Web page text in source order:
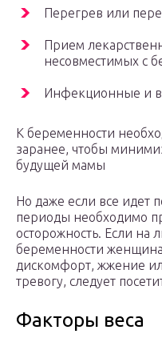
Перегрев или
Прием
несовместимых с
Инфекционные и
К беременности
заранее, чтобы
будущей мамы
Но даже если все идет
периоды необходимо
осторожность. Если на
беременности
дискомфорт, жжение
тревогу, следует
Факторы веса